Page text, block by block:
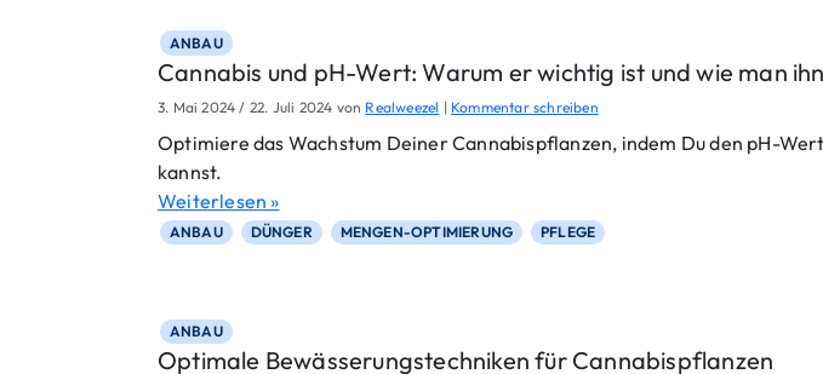
ANBAU
Cannabis und pH-Wert: Warum er wichtig ist und wie man
3. Mai 2024 / 22. Juli 2024 von Realweezel | Kommentar schreiben
Optimiere das Wachstum Deiner Cannabispflanzen, indem Du den pH-
kannst.
Weiterlesen »
ANBAU DÜNGER MENGEN-OPTIMIERUNG PFLEGE
ANBAU
Optimale Bewässerungstechniken für Cannabispflanzen